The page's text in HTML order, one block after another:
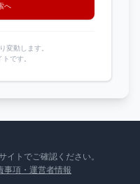
へ
変動します。
です。
トでご確認ください。
事項・運営者情報